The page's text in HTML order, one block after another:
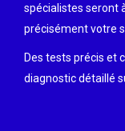
spécialistes seront
précisément votre
Des tests précis et
diagnostic détaillé